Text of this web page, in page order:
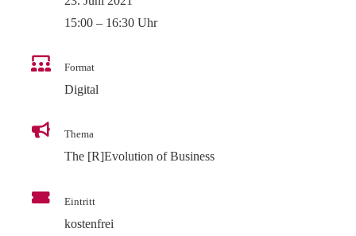
15:00 – 16:30 Uhr
Format
Digital
Thema
The [R]Evolution of Business
Eintritt
kostenfrei